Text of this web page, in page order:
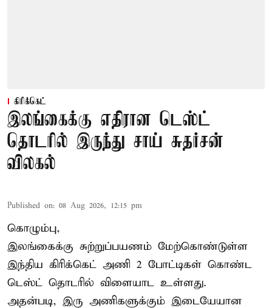
கிரிக்கெட்
இலங்கைக்கு எதிரான டெஸ்ட்
தொடரில் இருந்து சாய் சுதர்சன்
விலகல்
Published on: 08 Aug 2026, 12:15 pm
கொழும்பு,
இலங்கைக்கு சுற்றுப்பயணம் மேற்கொண்டுள்ள
இந்திய கிரிக்கெட் அணி 2 போட்டிகள் கொண்ட
டெஸ்ட் தொடரில் விளையாட உள்ளது.
அதன்படி, இரு அணிகளுக்கும் இடையேயான